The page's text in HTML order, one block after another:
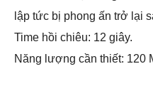
lập tức bị phong ấn trở lại
Time hồi chiêu: 12 giây.
Năng lượng cần thiết: 120